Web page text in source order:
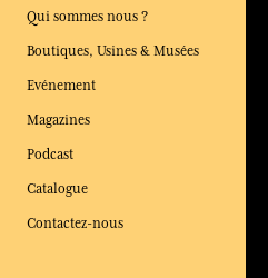
Qui sommes nous ?
Boutiques, Usines & Musées
Evénement
Magazines
Podcast
Catalogue
Contactez-nous